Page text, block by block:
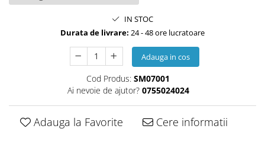
IN STOC
Durata de livrare: 24 - 48 ore lucratoare
Adauga in cos
Cod Produs: SM07001
Ai nevoie de ajutor? 0755024024
Adauga la Favorite Cere informatii